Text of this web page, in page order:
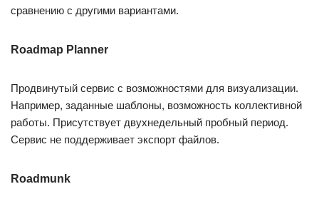
сравнению с другими вариантами.
Roadmap Planner
Продвинутый сервис с возможностями для визуализации.
Например, заданные шаблоны, возможность коллективной
работы. Присутствует двухнедельный пробный период.
Сервис не поддерживает экспорт файлов.
Roadmunk